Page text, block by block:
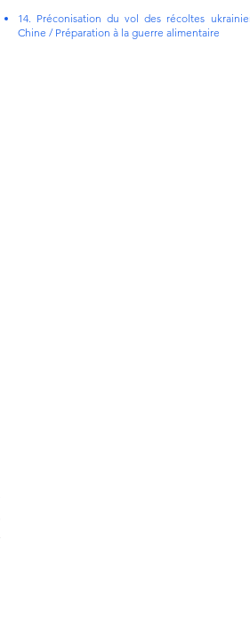
14. Préconisation du vol des récoltes
Chine / Préparation à la guerre alimentaire